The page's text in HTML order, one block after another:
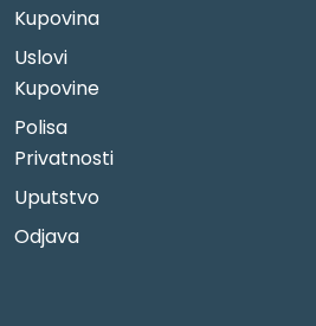
Kupovina
Uslovi
Kupovine
Polisa
Privatnosti
Uputstvo
Odjava